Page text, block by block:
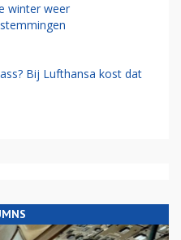
winter weer
Bij Lufthansa kost dat